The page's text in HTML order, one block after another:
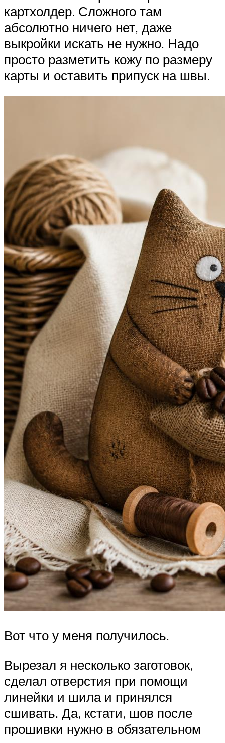
картхолдер. Сложного там
абсолютно ничего нет, даже
выкройки искать не нужно. Надо
просто разметить кожу по размеру
карты и оставить припуск на швы.
Вот что у меня получилось.
Вырезал я несколько заготовок,
сделал отверстия при помощи
линейки и шила и принялся
сшивать. Да, кстати, шов после
прошивки нужно в обязательном